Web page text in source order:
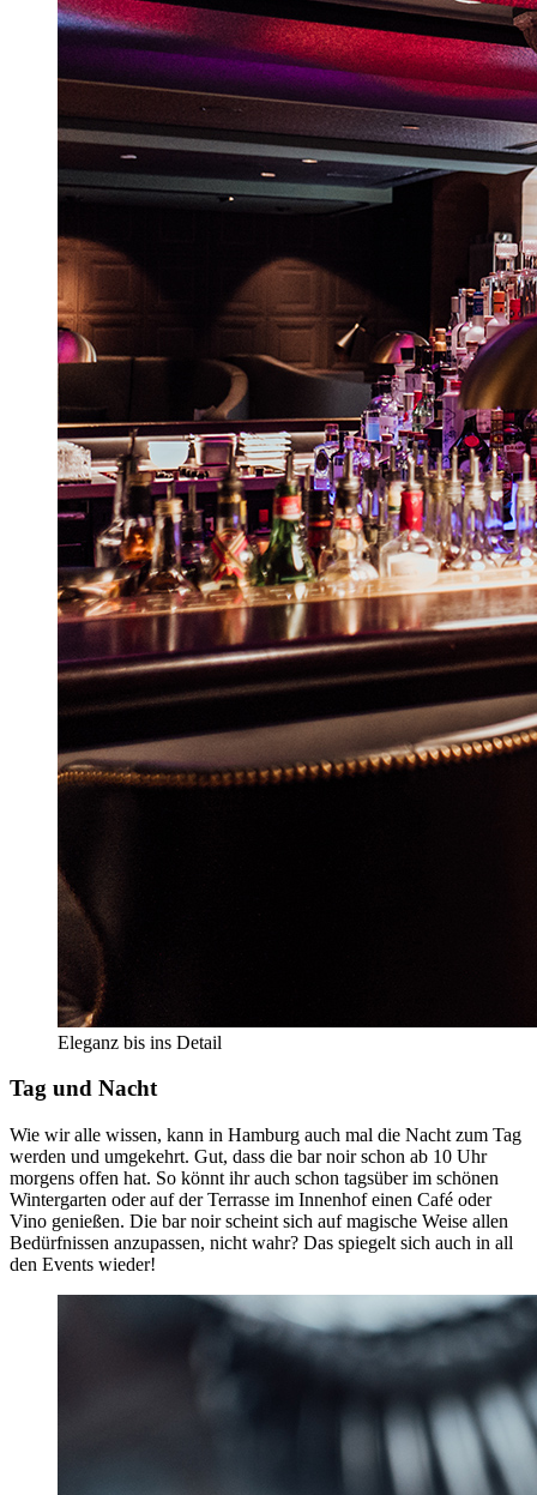
Eleganz bis ins Detail
Tag und Nacht
Wie wir alle wissen, kann in Hamburg auch mal die Nacht zum Tag
werden und umgekehrt. Gut, dass die bar noir schon ab 10 Uhr
morgens offen hat. So könnt ihr auch schon tagsüber im schönen
Wintergarten oder auf der Terrasse im Innenhof einen Café oder
Vino genießen. Die bar noir scheint sich auf magische Weise allen
Bedürfnissen anzupassen, nicht wahr? Das spiegelt sich auch in all
den Events wieder!